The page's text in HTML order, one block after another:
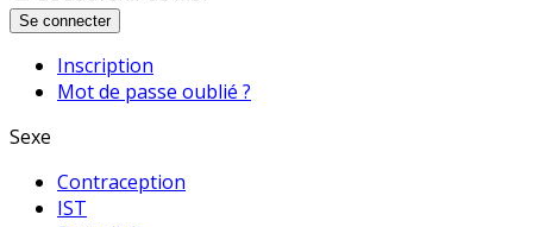
Se connecter
Inscription
Mot de passe oublié ?
Sexe
Contraception
IST